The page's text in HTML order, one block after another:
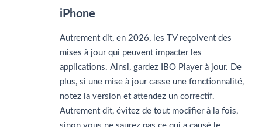
iPhone
Autrement dit, en 2026, les TV reçoivent des
mises à jour qui peuvent impacter les
applications. Ainsi, gardez IBO Player à jour. De
plus, si une mise à jour casse une fonctionnalité,
notez la version et attendez un correctif.
Autrement dit, évitez de tout modifier à la fois,